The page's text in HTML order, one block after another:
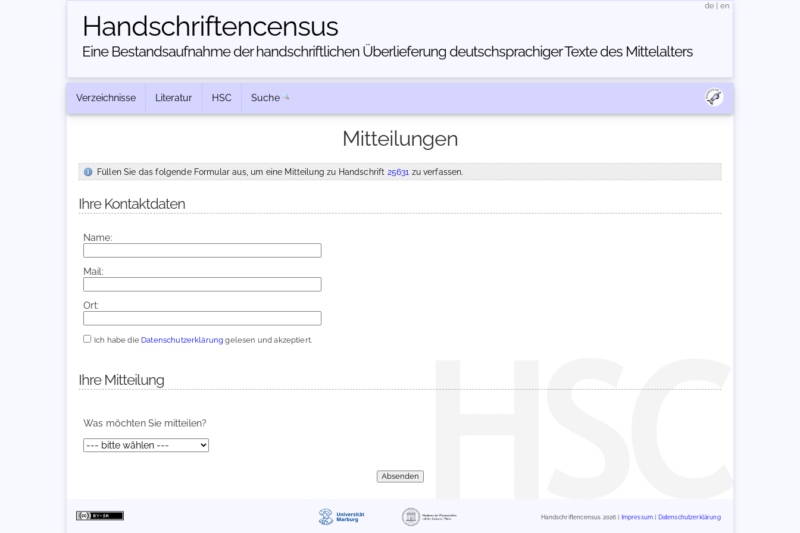
Handschriften­census
Eine Bestandsaufnahme der handschriftlichen Über­lieferung deutschsprachiger Texte des Mittelalters
de en
Verzeichnisse Literatur HSC Suche
Mitteilungen
Füllen Sie das folgende Formular aus, um eine Mitteilung zu Handschrift 25631 zu verfassen.
Ihre Kontaktdaten
Name:
Mail:
Ort:
Ich habe die Datenschutzerklärung gelesen und akzeptiert.
Ihre Mitteilung
Was möchten Sie mitteilen?
Handschriftencensus 2026 | Impressum Datenschutzerklärung